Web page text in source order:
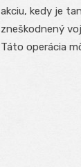
akciu, kedy je
zneškodnený
Táto operácia